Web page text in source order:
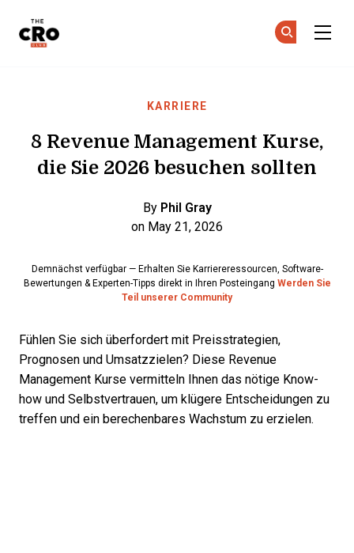
KARRIERE
8 Revenue Management Kurse,
die Sie 2026 besuchen sollten
By Phil Gray
on May 21, 2026
Demnächst verfügbar — Erhalten Sie Karriereressourcen, Software-
Bewertungen & Experten-Tipps direkt in Ihren Posteingang Werden Sie
Teil unserer Community
Fühlen Sie sich überfordert mit Preisstrategien,
Prognosen und Umsatzzielen? Diese Revenue
Management Kurse vermitteln Ihnen das nötige Know-
how und Selbstvertrauen, um klügere Entscheidungen zu
treffen und ein berechenbares Wachstum zu erzielen.